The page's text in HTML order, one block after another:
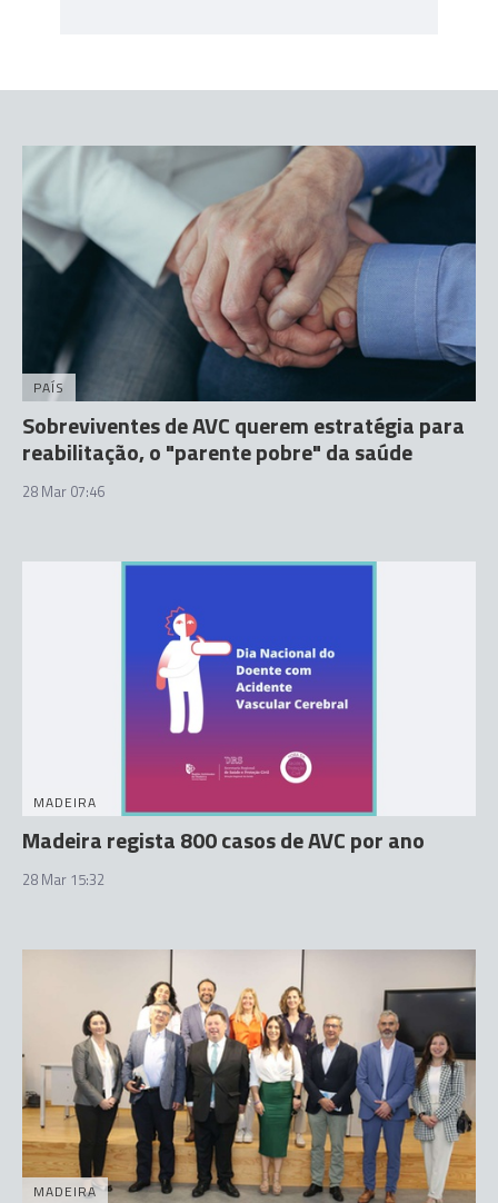
PAÍS
Sobreviventes de AVC querem estratégia para
reabilitação, o "parente pobre" da saúde
28 Mar 07:46
MADEIRA
Madeira regista 800 casos de AVC por ano
28 Mar 15:32
MADEIRA